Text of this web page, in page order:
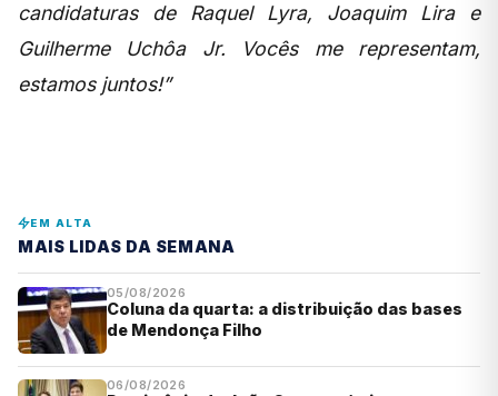
candidaturas de Raquel Lyra, Joaquim Lira e
Guilherme Uchôa Jr. Vocês me representam,
estamos juntos!”
EM ALTA
MAIS LIDAS DA SEMANA
05/08/2026
Coluna da quarta: a distribuição das bases
de Mendonça Filho
06/08/2026